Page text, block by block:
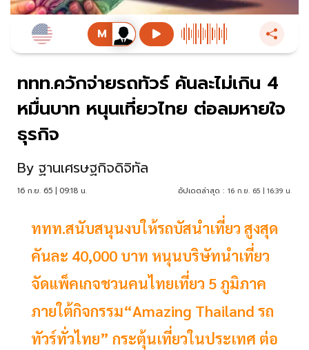
ททท.ควักจ่ายรถทัวร์ คันละไม่เกิน 4
หมื่นบาท หนุนเที่ยวไทย ต่อลมหายใจ
ธุรกิจ
By ฐานเศรษฐกิจดิจิทัล
16 ก.ย. 65 | 09:18 น. อัปเดตล่าสุด : 16 ก.ย. 65 | 16:39 น.
ททท.สนับสนุนงบให้รถบัสนำเที่ยว สูงสุด
คันละ 40,000 บาท หนุนบริษัทนำเที่ยว
จัดแพ็คเกจชวนคนไทยเที่ยว 5 ภูมิภาค
ภายใต้กิจกรรม“Amazing Thailand รถ
ทัวร์ทั่วไทย” กระตุ้นเที่ยวในประเทศ ต่อ